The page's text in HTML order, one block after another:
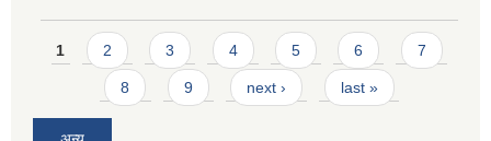
Pages
1 2 3 4 5 6 7
8 9 next › last »